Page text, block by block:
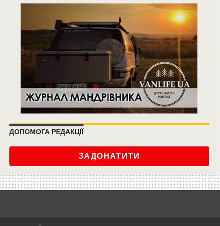
ДОПОМОГА РЕДАКЦІЇ
ЗАДОНАТИТИ